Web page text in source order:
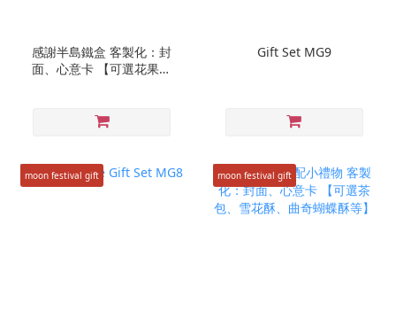
感謝半島鐵盒 客製化：封
面、心意卡 【可選花果茶
Gift Set MG9
moon festival gift moon festival gift